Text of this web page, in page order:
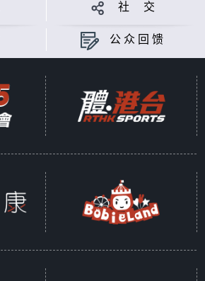
社 交
公众回馈